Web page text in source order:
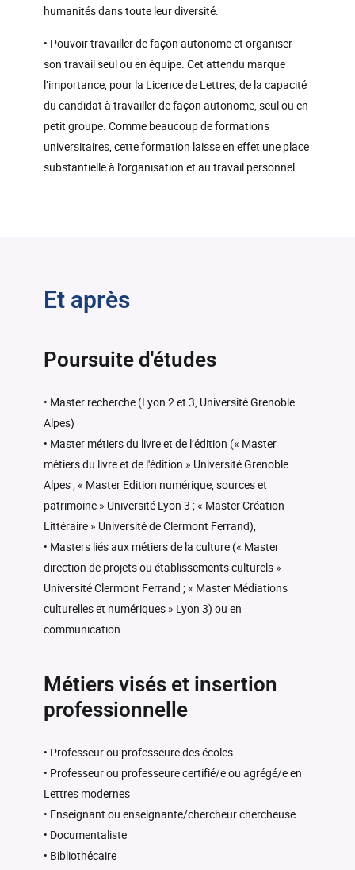
humanités dans toute leur diversité.
• Pouvoir travailler de façon autonome et organiser
son travail seul ou en équipe. Cet attendu marque
l’importance, pour la Licence de Lettres, de la capacité
du candidat à travailler de façon autonome, seul ou en
petit groupe. Comme beaucoup de formations
universitaires, cette formation laisse en effet une place
substantielle à l’organisation et au travail personnel.
Et après
Poursuite d'études
• Master recherche (Lyon 2 et 3, Université Grenoble
Alpes)
• Master métiers du livre et de l’édition (« Master
métiers du livre et de l'édition » Université Grenoble
Alpes ; « Master Edition numérique, sources et
patrimoine » Université Lyon 3 ; « Master Création
Littéraire » Université de Clermont Ferrand),
• Masters liés aux métiers de la culture (« Master
direction de projets ou établissements culturels »
Université Clermont Ferrand ; « Master Médiations
culturelles et numériques » Lyon 3) ou en
communication.
Métiers visés et insertion
professionnelle
• Professeur ou professeure des écoles
• Professeur ou professeure certifié/e ou agrégé/e en
Lettres modernes
• Enseignant ou enseignante/chercheur chercheuse
• Documentaliste
• Bibliothécaire